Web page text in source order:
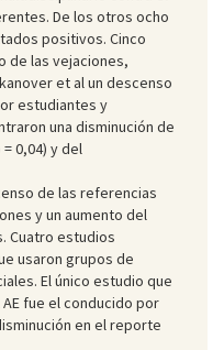
De los otros ocho
positivos. Cinco
de las vejaciones,
et al un descenso
estudiantes y
una disminución de
0,04) y del
de las referencias
y un aumento del
Cuatro estudios
usaron grupos de
El único estudio que
fue el conducido por
en el reporte